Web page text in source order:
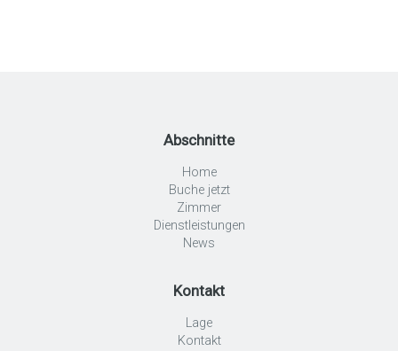
Abschnitte
Home
Buche jetzt
Zimmer
Dienstleistungen
News
Kontakt
Lage
Kontakt